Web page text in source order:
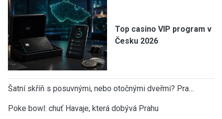
Top casino VIP program v
Česku 2026
Šatní skříň s posuvnými, nebo otočnými dveřmi? Pra…
Poke bowl: chuť Havaje, která dobývá Prahu